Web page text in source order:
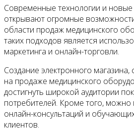
Современные технологии и
открывают огромные
области продаж медицинского
таких подходов является
маркетинга и онлайн-торговли.
Создание электронного
на продаже медицинского
достигнуть широкой аудитории
потребителей. Кроме того, можно
онлайн-консультаций и
клиентов.